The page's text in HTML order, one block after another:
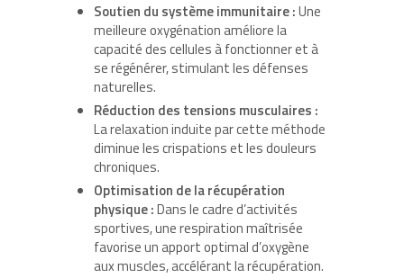
Soutien du système immunitaire :Une
meilleure oxygénation améliore la
capacité des cellules à fonctionner et à
se régénérer, stimulant les défenses
naturelles.
Réduction des tensions musculaires :
La relaxation induite par cette méthode
diminue les crispations et les douleurs
chroniques.
Optimisation de la récupération
physique :Dans le cadre d’activités
sportives, une respiration maîtrisée
favorise un apport optimal d’oxygène
aux muscles, accélérant la récupération.